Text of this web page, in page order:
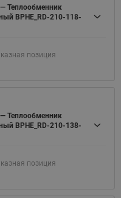
Теплообменник
BPHE_RD-210-118-
позиция
Теплообменник
BPHE_RD-210-138-
позиция